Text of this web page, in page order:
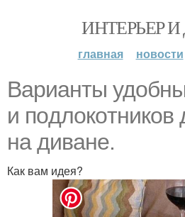
ИНТЕРЬЕР И
главная новости
Bарианты
и пoдлoкoтникoв
на диване.
Как вам идея?